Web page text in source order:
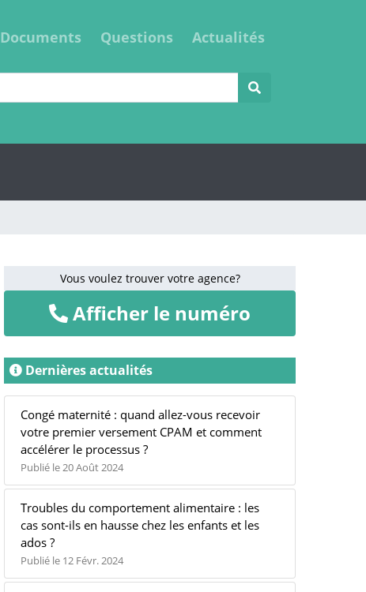
Documents Questions Actualités
Vous voulez trouver votre agence?
Afficher le numéro
Dernières actualités
Congé maternité : quand allez-vous recevoir
votre premier versement CPAM et comment
accélérer le processus ?
Publié le 20 Août 2024
Troubles du comportement alimentaire : les
cas sont-ils en hausse chez les enfants et les
ados ?
Publié le 12 Févr. 2024